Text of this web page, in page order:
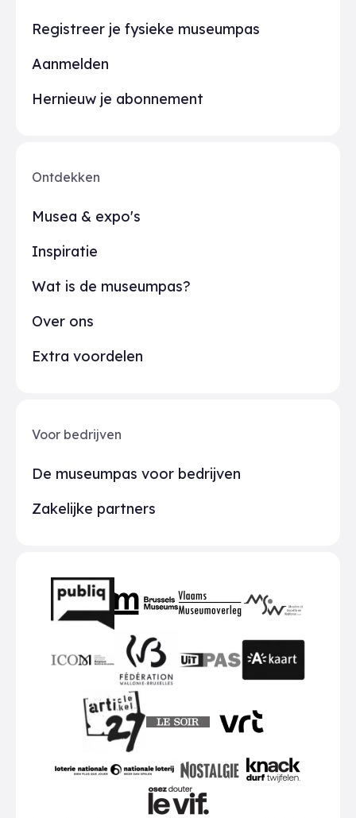
Ontdekken
Musea & expo's
Inspiratie
Wat is de museumpas?
Over ons
Extra voordelen
Voor bedrijven
De museumpas voor bedrijven
Zakelijke partners
Registreer je fysieke museumpas
Aanmelden
Hernieuw je abonnement
Partners
FWB
Art 27
Nostalgie